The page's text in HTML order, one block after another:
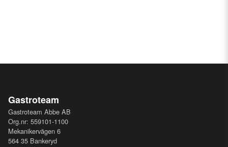
(760660938) Set med bär-& väggskenor
(760660440) Trådhylla (Rostfritt stål) med bakkant, 1/1 EN
djup
(760660431) Trådhylla, grå, PE belagd, med bakkant, 1/1
EN djyp, exkl. bärskenor
Gastroteam
Gastroteam Abbe AB
Org.nr: 559101-1100
Mekanikervägen 6
564 35 Bankeryd